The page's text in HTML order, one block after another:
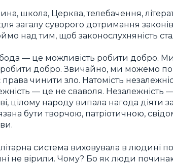
школа, Церква, телебачення,
загалу суворого дотримання
над тим, щоб законослухняність
— це можливість робити добро.
добро. Звичайно, ми можемо
чинити зло. Натомість
— це не сваволя. Незалежність
цілому народу випала нагода діяти
бути творчою, патріотичною,
система виховувала в
не вірили. Чому? Бо як люди